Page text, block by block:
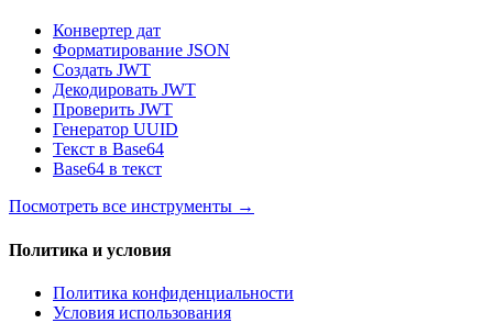
Конвертер дат
Форматирование JSON
Создать JWT
Декодировать JWT
Проверить JWT
Генератор UUID
Текст в Base64
Base64 в текст
Посмотреть все инструменты →
Политика и условия
Политика конфиденциальности
Условия использования